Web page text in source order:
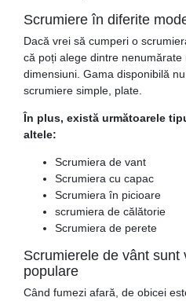
Scrumiere în diferite
Dacă vrei să cumperi o
că poți alege dintre
dimensiuni. Gama disponibilă
scrumiere simple, plate.
În plus, există următoarele
altele:
Scrumiera de vant
Scrumiera cu capac
Scrumiera în picioare
scrumiera de călătorie
Scrumiera de perete
Scrumierele de vânt
populare
Când fumezi afară, de obicei